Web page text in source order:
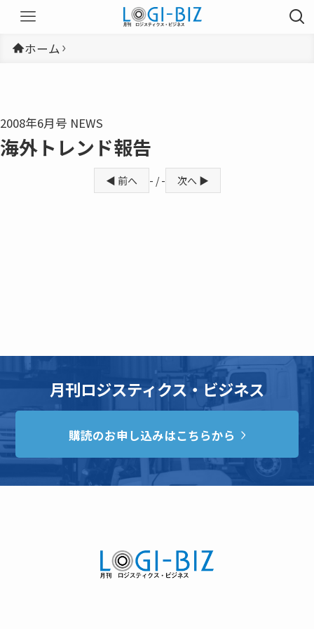
ホーム
2008年6月号 NEWS
海外トレンド報告
◀ 前へ - / - 次へ ▶
月刊ロジスティクス・ビジネス
購読のお申し込みはこちらから